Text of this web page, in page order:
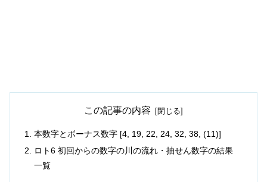
この記事の内容
本数字とボーナス数字 [4, 19, 22, 24, 32, 38, (11)]
ロト6 初回からの数字の川の流れ・抽せん数字の結果
一覧